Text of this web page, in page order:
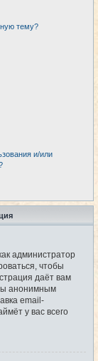
тему?
и/или
администратор
чтобы
даёт вам
анонимным
email-
у вас всего